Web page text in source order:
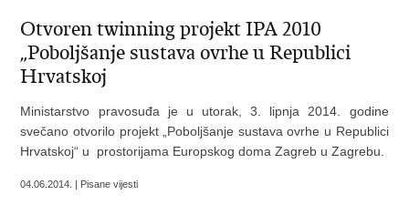
Otvoren twinning projekt IPA 2010
„Poboljšanje sustava ovrhe u Republici
Hrvatskoj
Ministarstvo pravosuđa je u utorak, 3. lipnja 2014. godine
svečano otvorilo projekt „Poboljšanje sustava ovrhe u Republici
Hrvatskoj“ u prostorijama Europskog doma Zagreb u Zagrebu.
04.06.2014. | Pisane vijesti